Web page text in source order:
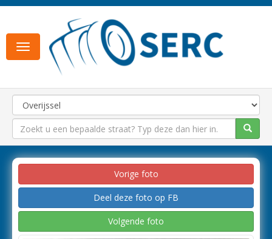
Toggle
navigation
Vorige foto
Deel deze foto op FB
Volgende foto